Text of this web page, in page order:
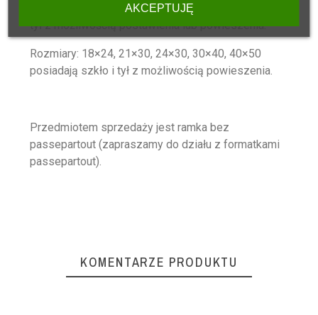
Rozmiary: 10×15, 13×18, 15×21 posiadają szkło i
tył z możliwością postawienia lub powieszenia.
Rozmiary: 18×24, 21×30, 24×30, 30×40, 40×50
posiadają szkło i tył z możliwością powieszenia.
Przedmiotem sprzedaży jest ramka bez
passepartout (zapraszamy do działu z formatkami
passepartout).
KOMENTARZE PRODUKTU
AKCEPTUJĘ